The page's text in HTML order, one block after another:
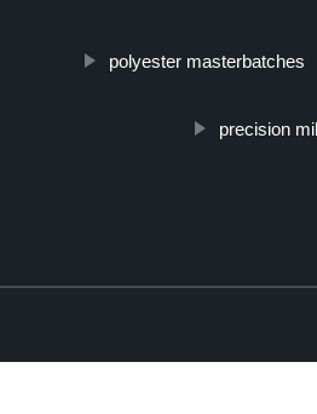
polyester masterbatches
precision